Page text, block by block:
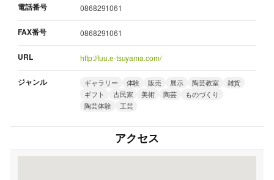
電話番号 0868291061
FAX番号 0868291061
URL http://fuu.e-tsuyama.com/
ジャンル ギャラリー 体験 販売 展示 陶芸教室
雑貨
ギフト
古民家 美術 陶芸
ものづくり
陶芸体験
工芸
アクセス